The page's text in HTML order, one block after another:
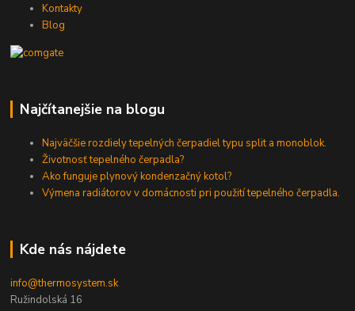
Kontakty
Blog
Najčítanejšie na blogu
Najväčšie rozdiely tepelných čerpadiel typu split a monoblok.
Životnosť tepelného čerpadla?
Ako funguje plynový kondenzačný kotol?
Výmena radiátorov v domácnosti pri použití tepelného čerpadla.
Kde nás nájdete
info@thermosystem.sk
Ružindolská 16